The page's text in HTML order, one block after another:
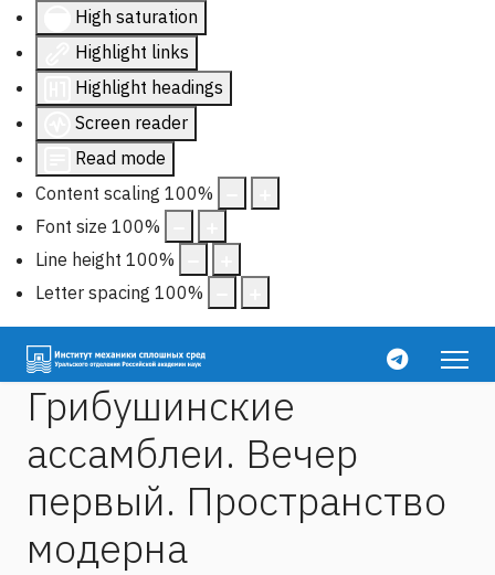
High saturation
Highlight links
Highlight headings
Screen reader
Read mode
Content scaling 100%
Font size 100%
Line height 100%
Letter spacing 100%
Грибушинские
ассамблеи. Вечер
первый. Пространство
модерна